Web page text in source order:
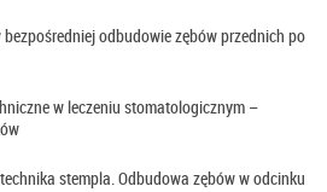
odbudowie zębów przednich po
w leczeniu stomatologicznym –
stempla. Odbudowa zębów w odcinku